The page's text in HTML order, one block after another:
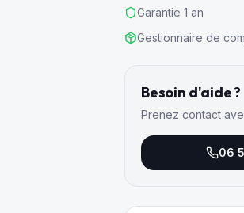
Garantie 1 an
Gestionnaire de
Besoin d'aide ?
Prenez contact
06